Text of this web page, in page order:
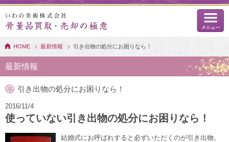
HOME 最新情報 引き出物の処分にお困りなら！
最新情報
引き出物の処分にお困りなら！
2016/11/4
使っていない引き出物の処分にお困りなら！
結婚式にお呼ばれすると必ずいただくのが引き出物。